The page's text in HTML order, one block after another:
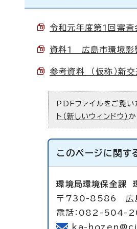
令和元年度第1回審
資料1 広島市環境影
参考資料 （仮称）新
PDFファイルをご覧い
ト（新しいウィンドウ） か
このページに関す
環境局環境保全課
〒730-8586 広島
電話：082-504-
ka-